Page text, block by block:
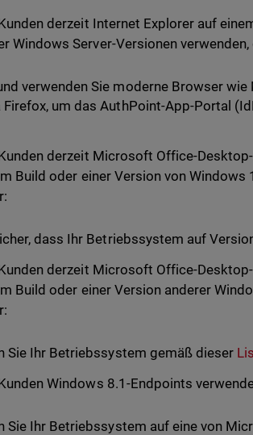
derzeit Internet Explorer auf
Windows Server-Versionen
verwenden Sie moderne Browser
um das AuthPoint-App-Portal
derzeit Microsoft Office-
Build oder einer Version von Windows
dass Ihr Betriebssystem auf
derzeit Microsoft Office-
Build oder einer Version anderer
Sie Ihr Betriebssystem gemäß dieser
Windows 8.1-Endpoints
Sie Ihr Betriebssystem auf eine von